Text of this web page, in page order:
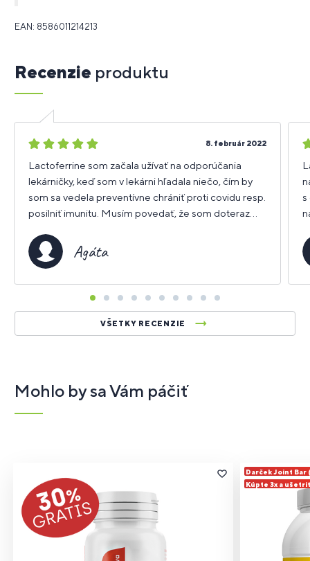
EAN: 8586011214213
Recenzie produktu
VŠETKY RECENZIE
5
8. február 2022
Lactoferrine som začala užívať na odporúčania
lekárničky, keď som v lekárni hľadala niečo, čím by
som sa vedela preventívne chrániť proti covidu resp.
posilniť imunitu. Musím povedať, že som doteraz
bolo okolo mňa pár pozitívnych ľudí.
Agáta
5
s
Mohlo by sa Vám páčiť
Darček Joint Bar
Kúpte 3x a